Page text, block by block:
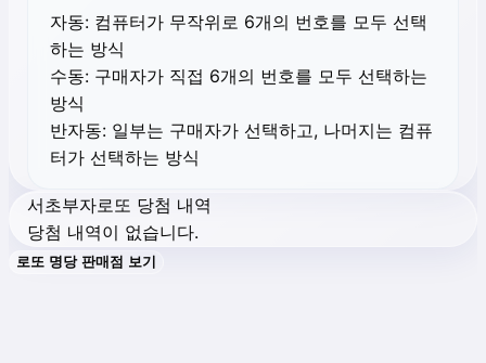
자동: 컴퓨터가 무작위로 6개의 번호를 모두 선택
하는 방식
수동: 구매자가 직접 6개의 번호를 모두 선택하는
방식
반자동: 일부는 구매자가 선택하고, 나머지는 컴퓨
터가 선택하는 방식
서초부자로또 당첨 내역
당첨 내역이 없습니다.
로또 명당 판매점 보기